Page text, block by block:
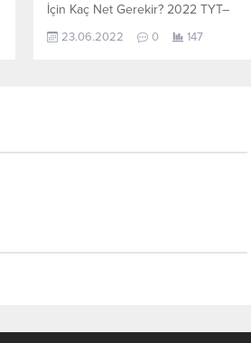
İçin Kaç Net Gerekir? 2022 TYT–
Finansman için kaç net yapmam
Sihirbazı, YKS-TYT Net Sihirbazı.
23.06.2022 0 147